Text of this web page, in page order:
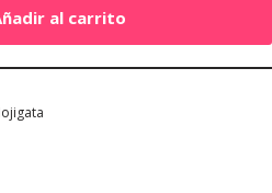
al carrito